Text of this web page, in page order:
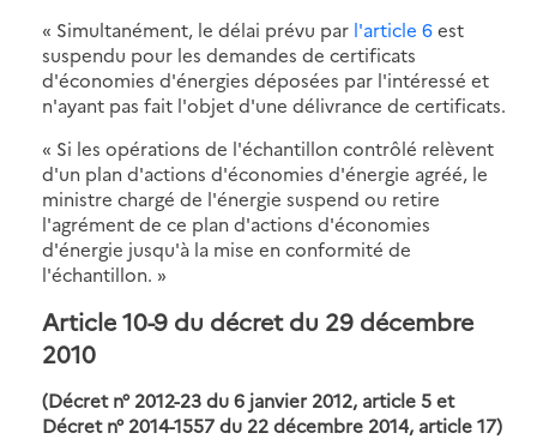
« Simultanément, le délai prévu par l'article 6est
suspendu pour les demandes de certificats
d'économies d'énergies déposées par l'intéressé et
n'ayant pas fait l'objet d'une délivrance de certificats.
« Si les opérations de l'échantillon contrôlé relèvent
d'un plan d'actions d'économies d'énergie agréé, le
ministre chargé de l'énergie suspend ou retire
l'agrément de ce plan d'actions d'économies
d'énergie jusqu'à la mise en conformité de
l'échantillon. »
Article 10-9 du décret du 29 décembre
2010
(Décret n° 2012-23 du 6 janvier 2012, article 5 et
Décret n° 2014-1557 du 22 décembre 2014, article 17)